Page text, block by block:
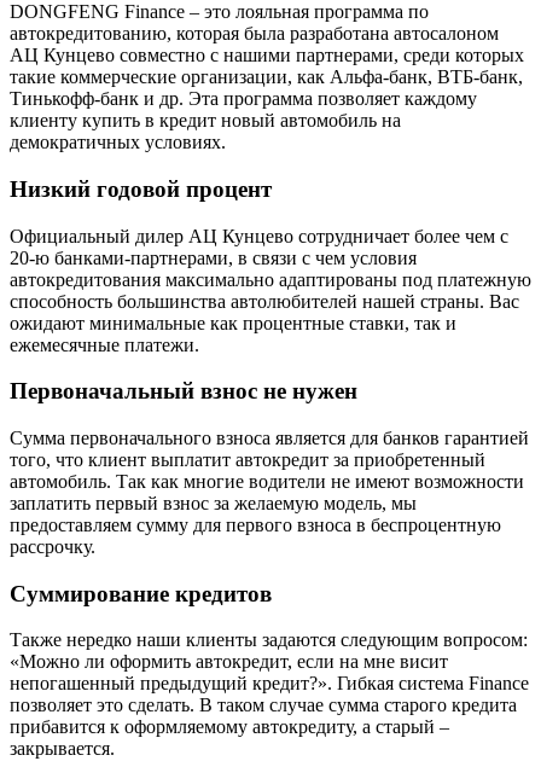
DONGFENG Finance – это лояльная программа по
автокредитованию, которая была разработана автосалоном
АЦ Кунцево совместно с нашими партнерами, среди которых
такие коммерческие организации, как Альфа-банк, ВТБ-банк,
Тинькофф-банк и др. Эта программа позволяет каждому
клиенту купить в кредит новый автомобиль на
демократичных условиях.
Низкий годовой процент
Официальный дилер АЦ Кунцево сотрудничает более чем с
20-ю банками-партнерами, в связи с чем условия
автокредитования максимально адаптированы под платежную
способность большинства автолюбителей нашей страны. Вас
ожидают минимальные как процентные ставки, так и
ежемесячные платежи.
Первоначальный взнос не нужен
Сумма первоначального взноса является для банков гарантией
того, что клиент выплатит автокредит за приобретенный
автомобиль. Так как многие водители не имеют возможности
заплатить первый взнос за желаемую модель, мы
предоставляем сумму для первого взноса в беспроцентную
рассрочку.
Суммирование кредитов
Также нередко наши клиенты задаются следующим вопросом:
«Можно ли оформить автокредит, если на мне висит
непогашенный предыдущий кредит?». Гибкая система Finance
позволяет это сделать. В таком случае сумма старого кредита
прибавится к оформляемому автокредиту, а старый –
закрывается.